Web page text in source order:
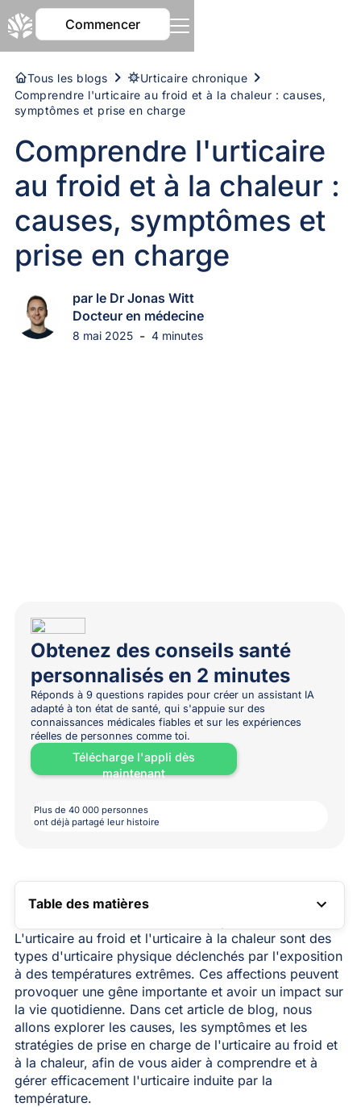
Commencer
Tous les blogs
Urticaire chronique
Comprendre l'urticaire au froid et à la chaleur : causes,
symptômes et prise en charge
Comprendre l'urticaire
au froid et à la chaleur :
causes, symptômes et
prise en charge
par le Dr Jonas Witt
Docteur en médecine
8 mai 2025 - 4 minutes
Obtenez des conseils santé
personnalisés en 2 minutes
Réponds à 9 questions rapides pour créer un assistant IA
adapté à ton état de santé, qui s'appuie sur des
connaissances médicales fiables et sur les expériences
réelles de personnes comme toi.
Télécharge l'appli dès
maintenant
Plus de 40 000 personnes
ont déjà partagé leur histoire
Table des matières
LIEN VERS LA TABLE DES MATIÈRES
L'urticaire au froid et l'urticaire à la chaleur sont des
types d'urticaire physique déclenchés par l'exposition
à des températures extrêmes. Ces affections peuvent
provoquer une gêne importante et avoir un impact sur
la vie quotidienne. Dans cet article de blog, nous
allons explorer les causes, les symptômes et les
stratégies de prise en charge de l'urticaire au froid et
à la chaleur, afin de vous aider à comprendre et à
gérer efficacement l'urticaire induite par la
température.